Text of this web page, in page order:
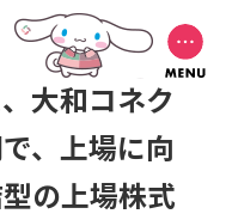
大和コネク
、上場に向
の上場株式